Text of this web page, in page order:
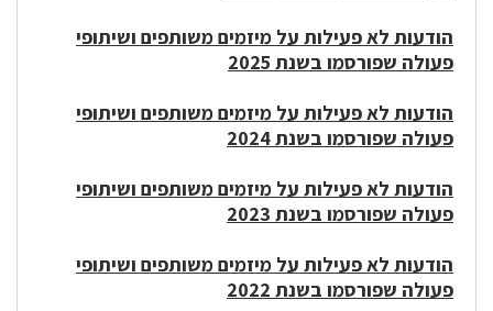
הודעות לא פעילות על מיזמים משותפים ושיתופי
פעולה שפורסמו בשנת 2025
הודעות לא פעילות על מיזמים משותפים ושיתופי
פעולה שפורסמו בשנת 2024
הודעות לא פעילות על מיזמים משותפים ושיתופי
פעולה שפורסמו בשנת 2023
הודעות לא פעילות על מיזמים משותפים ושיתופי
פעולה שפורסמו בשנת 2022